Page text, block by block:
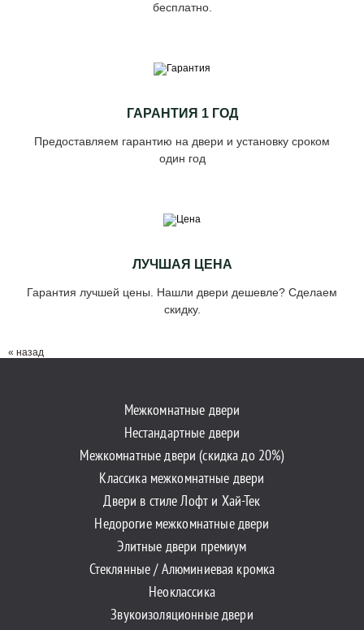
бесплатно.
ГАРАНТИЯ 1 ГОД
Предоставляем гарантию на двери и установку сроком
один год
ЛУЧШАЯ ЦЕНА
Гарантия лучшей цены. Нашли двери дешевле? Сделаем
скидку.
« назад
Межкомнатные двери
Нестандартные двери
Межкомнатные двери (скидка до 20%)
Классика межкомнатные двери
Двери в стиле Лофт и Хай-Тек
Недорогие межкомнатные двери
Элитные двери премиум
Стеклянные / Алюминиевая кромка
Неоклассика
Звукоизоляционные двери